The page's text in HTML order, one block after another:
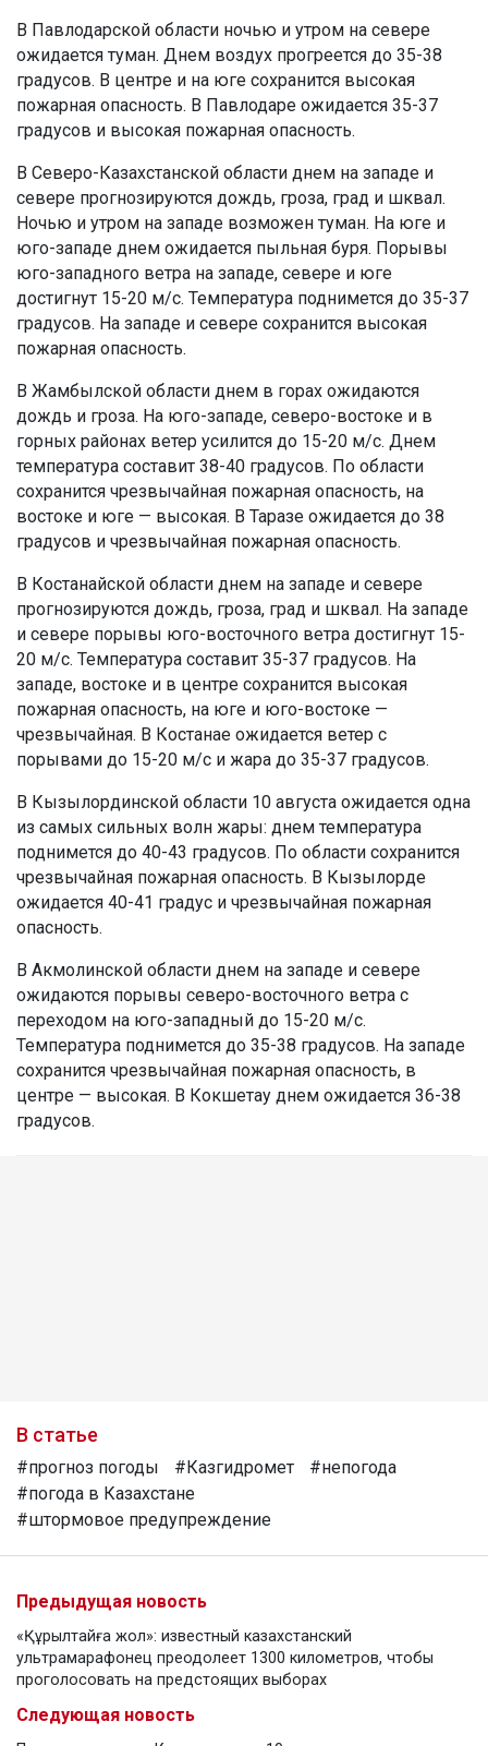
В Павлодарской области ночью и утром на севере
ожидается туман. Днем воздух прогреется до 35-38
градусов. В центре и на юге сохранится высокая
пожарная опасность. В Павлодаре ожидается 35-37
градусов и высокая пожарная опасность.
В Северо-Казахстанской области днем на западе и
севере прогнозируются дождь, гроза, град и шквал.
Ночью и утром на западе возможен туман. На юге и
юго-западе днем ожидается пыльная буря. Порывы
юго-западного ветра на западе, севере и юге
достигнут 15-20 м/с. Температура поднимется до 35-37
градусов. На западе и севере сохранится высокая
пожарная опасность.
В Жамбылской области днем в горах ожидаются
дождь и гроза. На юго-западе, северо-востоке и в
горных районах ветер усилится до 15-20 м/с. Днем
температура составит 38-40 градусов. По области
сохранится чрезвычайная пожарная опасность, на
востоке и юге — высокая. В Таразе ожидается до 38
градусов и чрезвычайная пожарная опасность.
В Костанайской области днем на западе и севере
прогнозируются дождь, гроза, град и шквал. На западе
и севере порывы юго-восточного ветра достигнут 15-
20 м/с. Температура составит 35-37 градусов. На
западе, востоке и в центре сохранится высокая
пожарная опасность, на юге и юго-востоке —
чрезвычайная. В Костанае ожидается ветер с
порывами до 15-20 м/с и жара до 35-37 градусов.
В Кызылординской области 10 августа ожидается одна
из самых сильных волн жары: днем температура
поднимется до 40-43 градусов. По области сохранится
чрезвычайная пожарная опасность. В Кызылорде
ожидается 40-41 градус и чрезвычайная пожарная
опасность.
В Акмолинской области днем на западе и севере
ожидаются порывы северо-восточного ветра с
переходом на юго-западный до 15-20 м/с.
Температура поднимется до 35-38 градусов. На западе
сохранится чрезвычайная пожарная опасность, в
центре — высокая. В Кокшетау днем ожидается 36-38
градусов.
В статье
#прогноз погоды #Казгидромет
#непогода
#погода в Казахстане
#штормовое предупреждение
Предыдущая новость
«Құрылтайға жол»: известный казахстанский
ультрамарафонец преодолеет 1300 километров, чтобы
проголосовать на предстоящих выборах
Следующая новость